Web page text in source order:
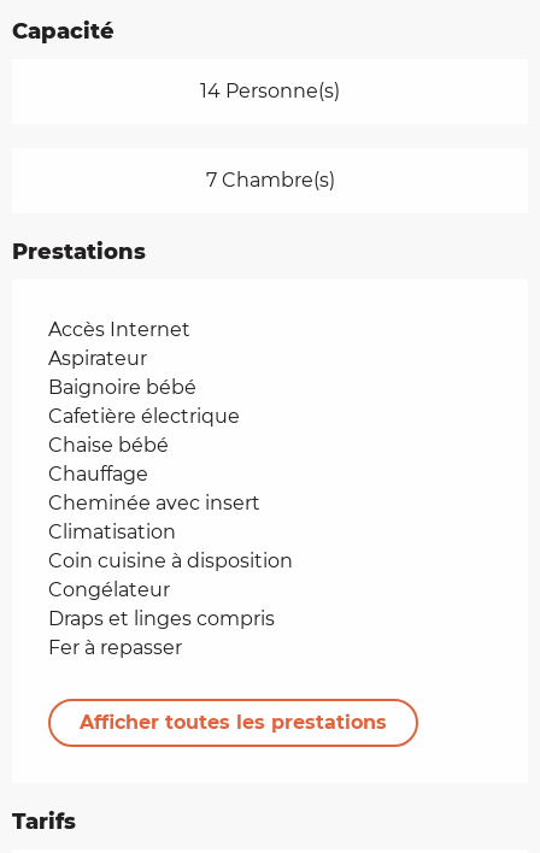
Capacité
14 Personne(s)
7 Chambre(s)
Prestations
Accès Internet
Aspirateur
Baignoire bébé
Cafetière électrique
Chaise bébé
Chauffage
Cheminée avec insert
Climatisation
Coin cuisine à disposition
Congélateur
Draps et linges compris
Fer à repasser
Afficher toutes les prestations
Tarifs